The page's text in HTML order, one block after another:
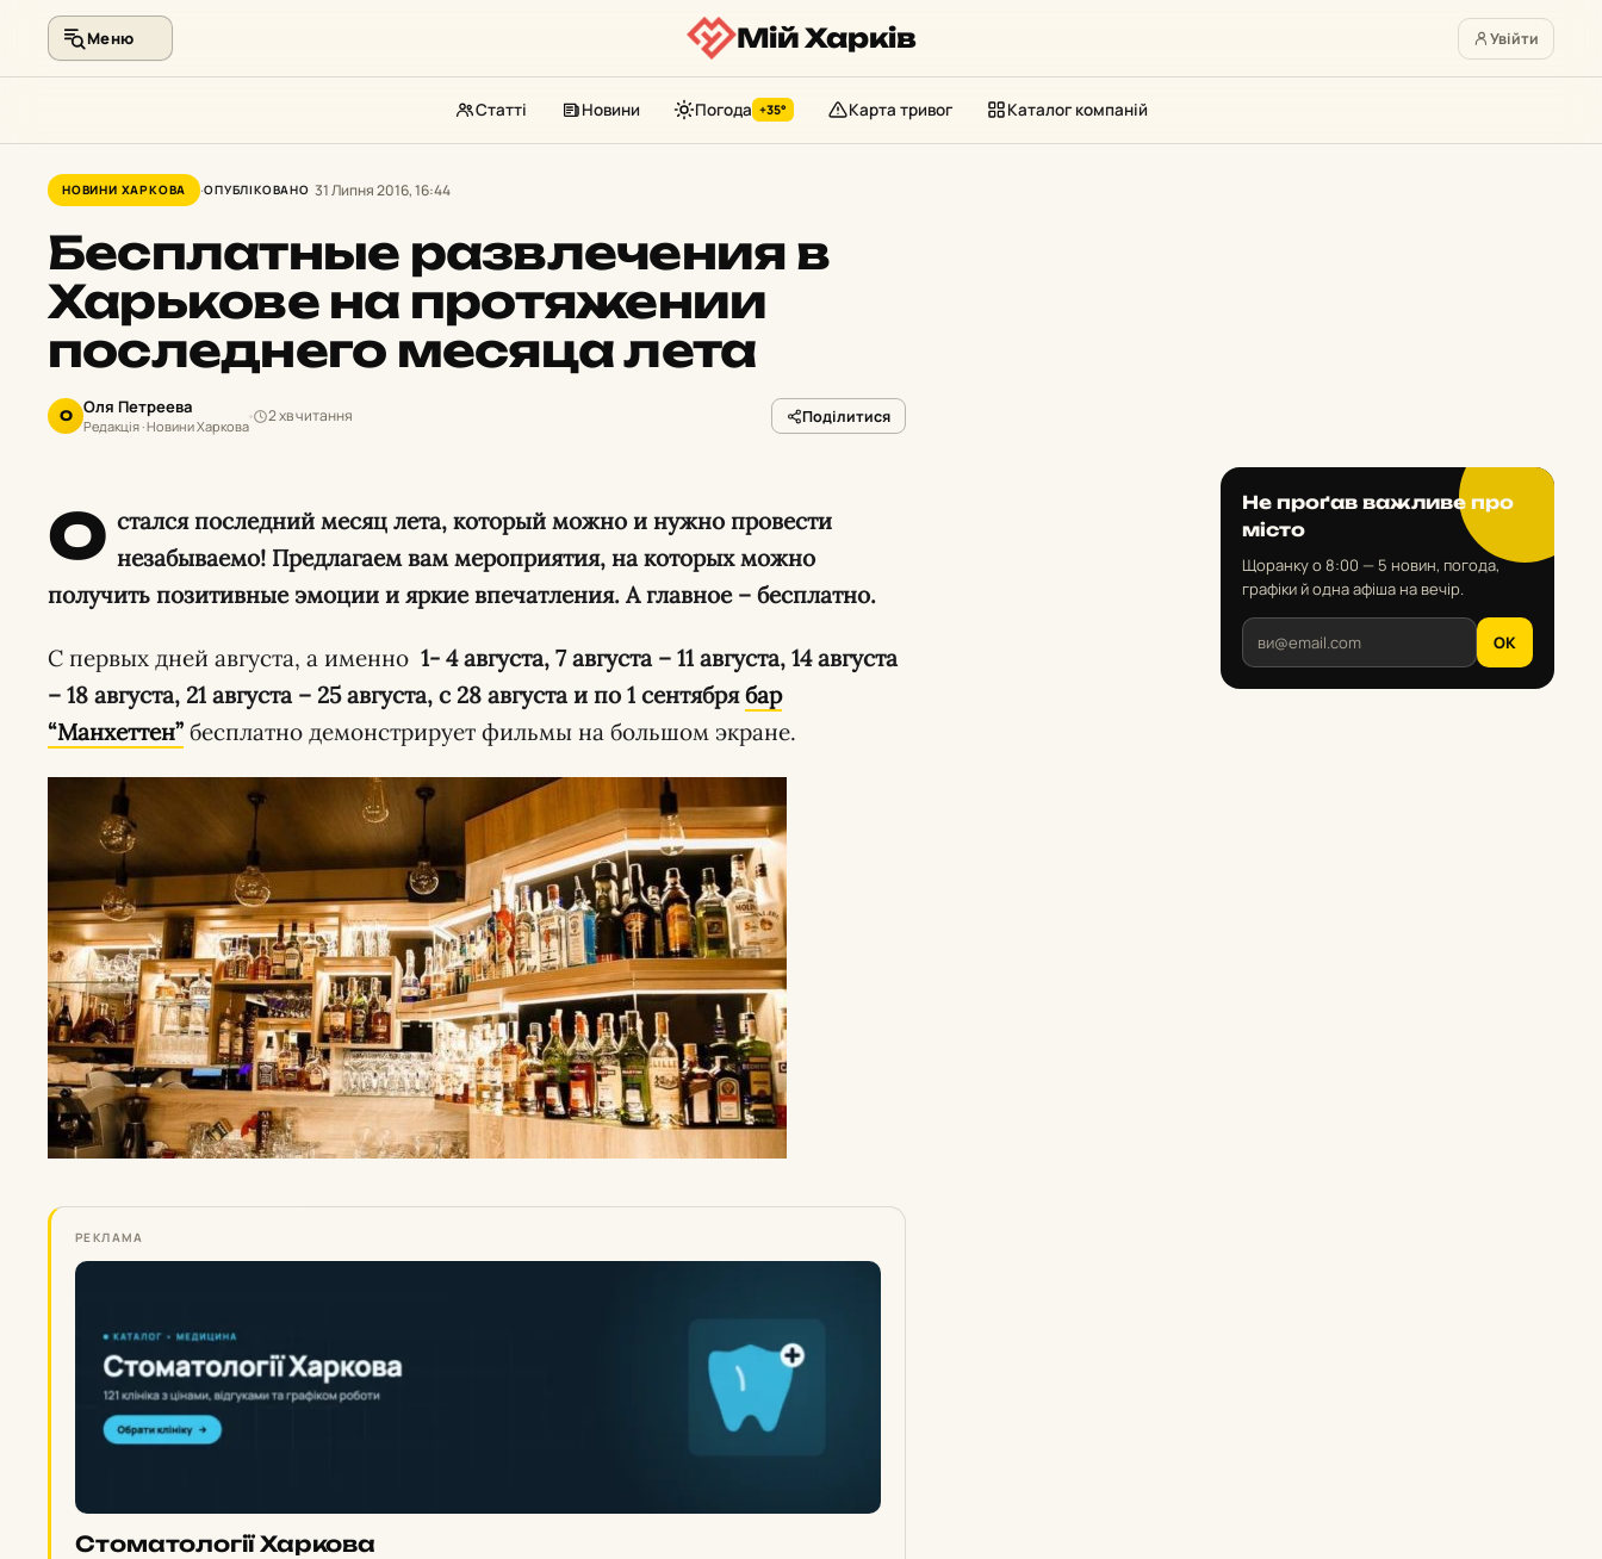
контенту
Меню Мій Харків Увійти
Статті Новини Погода +35° Карта тривог Каталог компаній
НОВИНИ ХАРКОВА ОПУБЛІКОВАНО 31 Липня 2016, 16:44
Бесплатные развлечения в
Харькове на протяжении
последнего месяца лета
О Оля Петреева
Редакція · Новини Харкова
2 хв читання Поділитися
О стался последний месяц лета, который можно и нужно провести
незабываемо! Предлагаем вам мероприятия, на которых можно
получить позитивные эмоции и яркие впечатления. А главное – бесплатно.
С первых дней августа, а именно 1- 4 августа, 7 августа – 11 августа, 14 августа
– 18 августа, 21 августа – 25 августа, с 28 августа и по 1 сентябрябар
“Манхеттен” бесплатно демонстрирует фильмы на большом экране.
РЕКЛАМА
Стоматології Харкова
Не проґав важливе про
місто
Щоранку о 8:00 — 5 новин, погода,
графіки й одна афіша на вечір.
OK